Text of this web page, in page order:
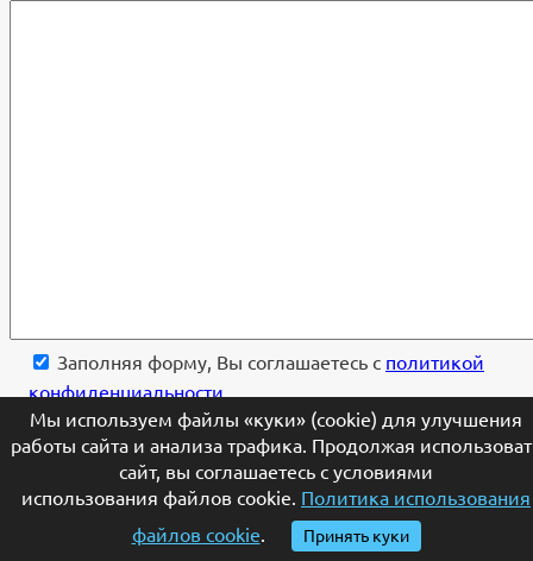
Мы используем файлы «куки» (cookie) для улучшения
работы сайта и анализа трафика. Продолжая
сайт, вы соглашаетесь с условиями
использования файлов cookie. Политика использования
файлов cookie. Принять куки
Заполняя форму, Вы соглашаетесь с политикой
конфиденциальности.
[telegram]
×